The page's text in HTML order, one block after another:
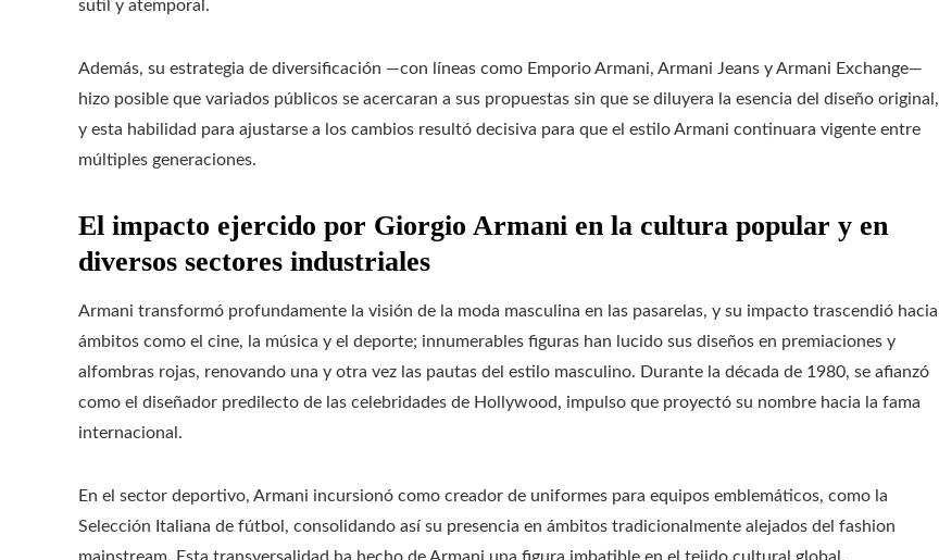
sutil y atemporal.
Además, su estrategia de diversificación —con líneas como Emporio Armani, Armani Jeans y Armani Exchange—
hizo posible que variados públicos se acercaran a sus propuestas sin que se diluyera la esencia del diseño original,
y esta habilidad para ajustarse a los cambios resultó decisiva para que el estilo Armani continuara vigente entre
múltiples generaciones.
El impacto ejercido por Giorgio Armani en la cultura popular y en
diversos sectores industriales
Armani transformó profundamente la visión de la moda masculina en las pasarelas, y su impacto trascendió hacia
ámbitos como el cine, la música y el deporte; innumerables figuras han lucido sus diseños en premiaciones y
alfombras rojas, renovando una y otra vez las pautas del estilo masculino. Durante la década de 1980, se afianzó
como el diseñador predilecto de las celebridades de Hollywood, impulso que proyectó su nombre hacia la fama
internacional.
En el sector deportivo, Armani incursionó como creador de uniformes para equipos emblemáticos, como la
Selección Italiana de fútbol, consolidando así su presencia en ámbitos tradicionalmente alejados del fashion
mainstream. Esta transversalidad ha hecho de Armani una figura imbatible en el tejido cultural global.